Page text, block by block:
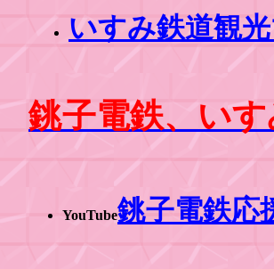
YouTube銚子電鉄
いすみ鉄道観
銚子電鉄、い